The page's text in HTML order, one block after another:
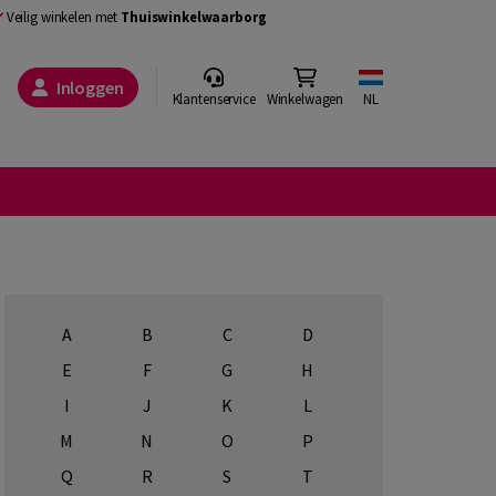
Veilig winkelen met Thuiswinkelwaarborg
Inloggen Klantenservice Winkelwagen NL
A B C
D
E
F G
H
I
J K
L
M
N O
P
Q
R S
T